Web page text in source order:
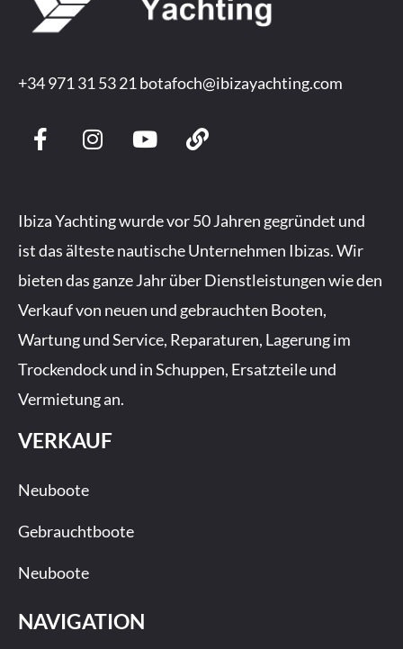
+34 971 31 53 21 botafoch@ibizayachting.com
F
a
b
o
o
k
-
I
n
a
g
r
a
m
Y
o
u
b
e
L
i
Ibiza Yachting wurde vor 50 Jahren gegründet und
ist das älteste nautische Unternehmen Ibizas. Wir
bieten das ganze Jahr über Dienstleistungen wie den
Verkauf von neuen und gebrauchten Booten,
Wartung und Service, Reparaturen, Lagerung im
Trockendock und in Schuppen, Ersatzteile und
Vermietung an.
VERKAUF
Neuboote
Gebrauchtboote
Neuboote
NAVIGATION